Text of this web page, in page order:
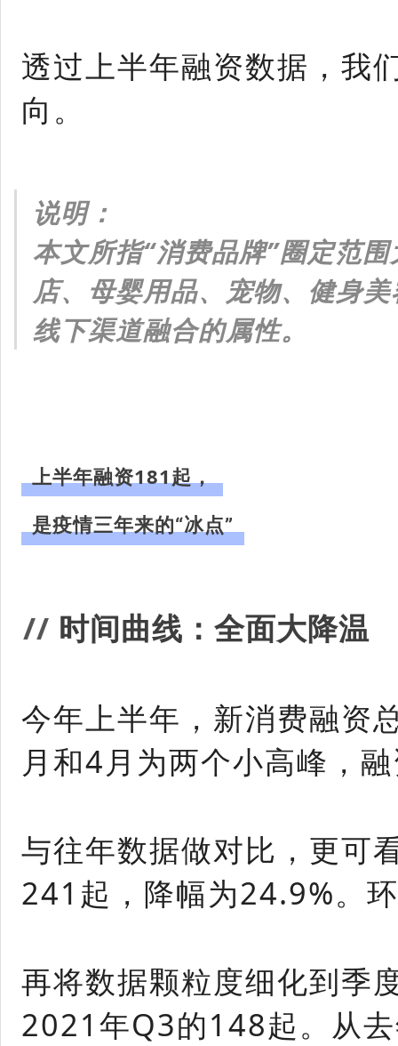
透过上半年融资数据，我
向。
说明：
本文所指“消费品牌”圈定范
店、母婴用品、宠物、健身
线下渠道融合的属性。
上半年融资181起，
是疫情三年来的“冰点”
// 时间曲线：全面大降温
今年上半年，新消费融资
月和4月为两个小高峰，
与往年数据做对比，更可
241起，降幅为24.9%。
再将数据颗粒度细化到季
2021年Q3的148起。从